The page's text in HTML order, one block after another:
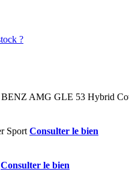
Consulter le bien
Consulter le bien